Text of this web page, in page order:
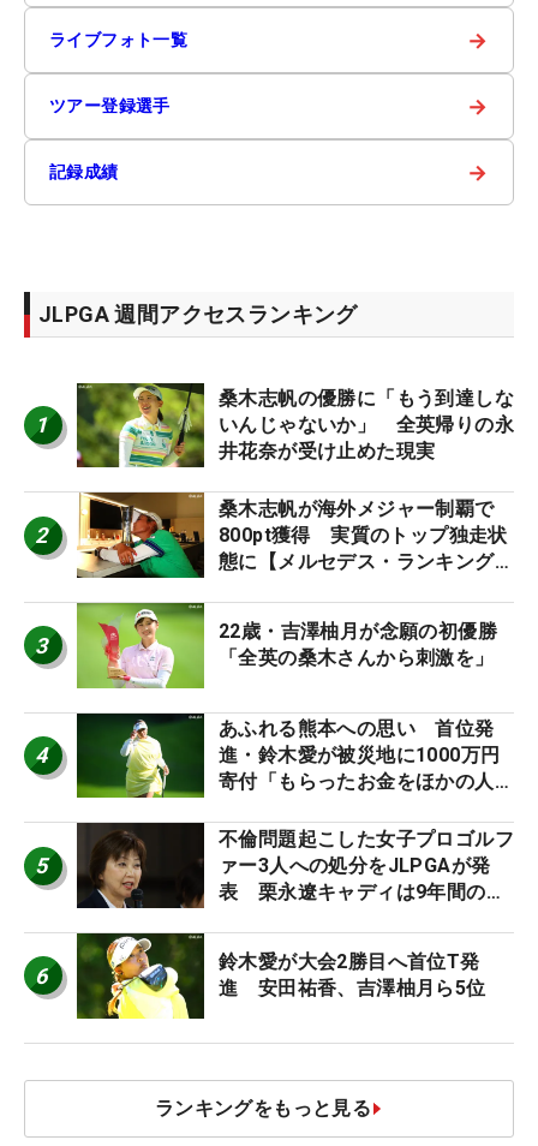
ライブフォト一覧 →
ツアー登録選手 →
記録成績 →
JLPGA 週間アクセスランキング
1
桑木志帆の優勝に「もう到達しな
いんじゃないか」 全英帰りの永
井花奈が受け止めた現実
2
桑木志帆が海外メジャー制覇で
800pt獲得 実質のトップ独走状
態に【メルセデス・ランキング番
3
22歳・吉澤柚月が念願の初優勝
「全英の桑木さんから刺激を」
4
あふれる熊本への思い 首位発
進・鈴木愛が被災地に1000万円
寄付「もらったお金をほかの人
5
不倫問題起こした女子プロゴルフ
ァー3人への処分をJLPGAが発
表 栗永遼キャディは9年間の立
6
鈴木愛が大会2勝目へ首位T発
進 安田祐香、吉澤柚月ら5位
ランキングをもっと見る